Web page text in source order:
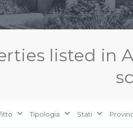
listed in
Tipologia Stati